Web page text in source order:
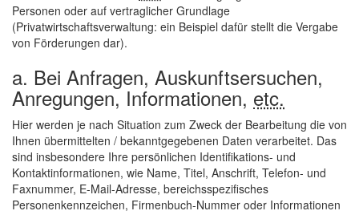
Personen oder auf vertraglicher Grundlage
(Privatwirtschaftsverwaltung: ein Beispiel dafür stellt die Vergabe
von Förderungen dar).
a. Bei Anfragen, Auskunftsersuchen,
Anregungen, Informationen, etc.
Hier werden je nach Situation zum Zweck der Bearbeitung die von
Ihnen übermittelten / bekanntgegebenen Daten verarbeitet. Das
sind insbesondere Ihre persönlichen Identifikations- und
Kontaktinformationen, wie Name, Titel, Anschrift, Telefon- und
Faxnummer, E-Mail-Adresse, bereichsspezifisches
Personenkennzeichen, Firmenbuch-Nummer oder Informationen